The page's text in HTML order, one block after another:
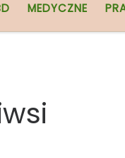
MEDYCZNE